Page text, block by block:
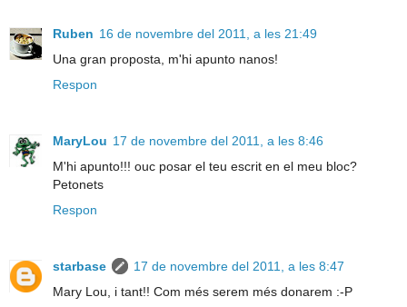
Ruben 16 de novembre del 2011, a les 21:49
Una gran proposta, m'hi apunto nanos!
Respon
MaryLou 17 de novembre del 2011, a les 8:46
M'hi apunto!!! ouc posar el teu escrit en el meu bloc?
Petonets
Respon
starbase
17 de novembre del 2011, a les 8:47
Mary Lou, i tant!! Com més serem més donarem :-P